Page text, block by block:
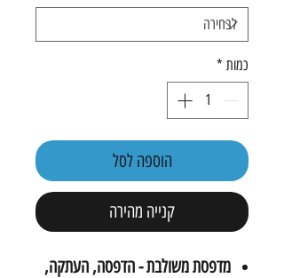
כמות *
הוספה לסל
קנייה מהירה
מדפסת משולבת - הדפסה, העתקה,